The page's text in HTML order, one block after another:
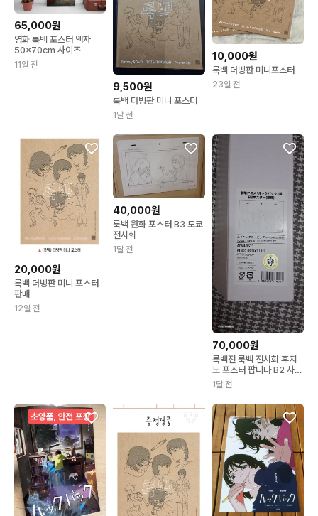
65,000원
영화 룩백 포스터 액자
50x70cm 사이즈
11일 전
9,500원
룩백 더빙판 미니 포스터
1달 전
10,000원
룩백 더빙판 미니포스터
23일 전
20,000원
룩백 더빙판 미니 포스터
판매
12일 전
40,000원
룩백 원화 포스터 B3 도쿄
전시회
1달 전
70,000원
룩백전 룩백 전시회 후지
노 포스터 팝니다 B2 사이
즈
1달 전